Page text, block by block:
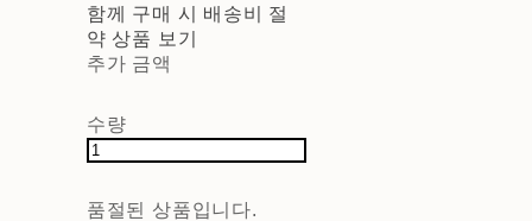
함께 구매 시 배송비 절
약 상품 보기
추가 금액
수량
품절된 상품입니다.